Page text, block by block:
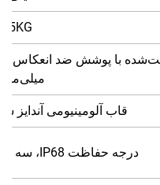
قاب آلومینیومی آندایز
درجه حفاظت IP68، سه دیود